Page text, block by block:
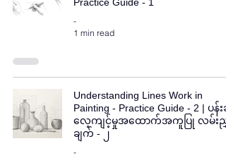
-
1 min read
Understanding Lines Work in
Painting - Practice Guide - 2 | ပန်းချီ
လေ့ကျင့်မှုအထောက်အကူပြု လမ်းညွှ
ချက် - ၂
-